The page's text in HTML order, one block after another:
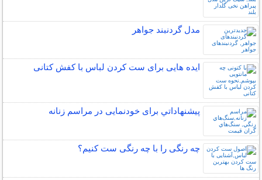
مدل گردنبند جواهر
ایده هایی برای ست کردن لباس با کفش کتانی
پيشنهاداتي برای خودنمایی در مراسم زنانه
چه رنگی را با چه رنگی ست کنیم؟